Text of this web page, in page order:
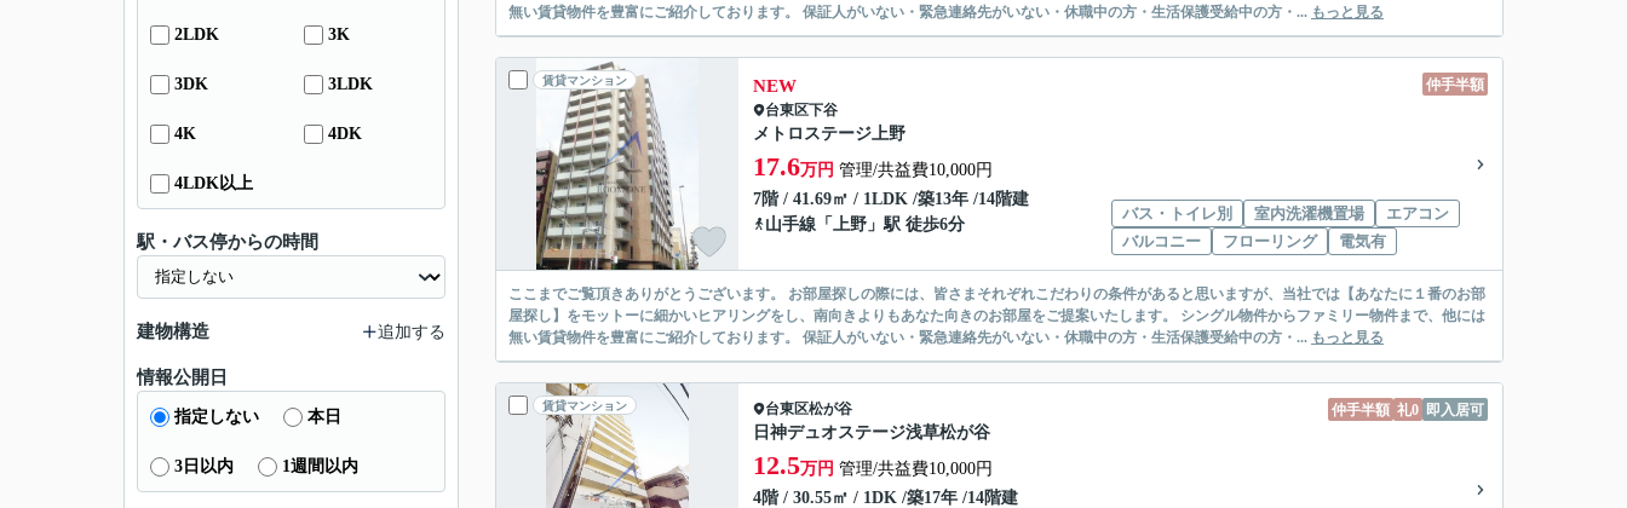
無い賃貸物件を豊富にご紹介しております。 保証人がいない・緊急連絡先がいない・休職中の方・生活保護受給中の方・... もっと見る
賃貸マンション 仲手半額
NEW
台東区下谷
メトロステージ上野
17.6万円 管理/共益費10,000円
7階 / 41.69㎡ / 1LDK /築13年 /14階建
山手線 「 上野 」駅 徒歩6分
バス・トイレ別 室内洗濯機置場
エアコン
バルコニー
フローリング 電気有
ここまでご覧頂きありがとうございます。 お部屋探しの際には、皆さまそれぞれこだわりの条件があると思いますが、当社では【あなたに１番のお部
屋探し】をモットーに細かいヒアリングをし、南向きよりもあなた向きのお部屋をご提案いたします。 シングル物件からファミリー物件まで、他には
無い賃貸物件を豊富にご紹介しております。 保証人がいない・緊急連絡先がいない・休職中の方・生活保護受給中の方・... もっと見る
賃貸マンション 仲手半額 礼0 即入居可
台東区松が谷
日神デュオステージ浅草松が谷
12.5万円 管理/共益費10,000円
4階 / 30.55㎡ / 1DK /築17年 /14階建
2LDK 3K
3DK 3LDK
4K 4DK
4LDK以上
駅・バス停からの時間
建物構造 追加する
情報公開日
指定しない 本日
3日以内 1週間以内